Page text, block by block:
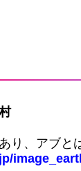
り、アブと